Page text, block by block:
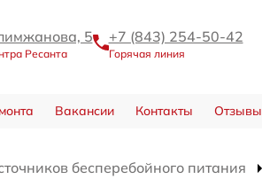
5
Ресанта
+7 (843) 254-50-42
Горячая линия
Вакансии Контакты Отзывы
бесперебойного питания